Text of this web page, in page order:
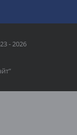
- 2026
”